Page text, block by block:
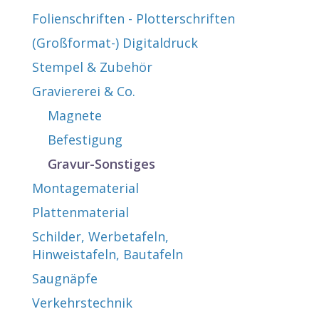
Folienschriften - Plotterschriften
(Großformat-) Digitaldruck
Stempel & Zubehör
Graviererei & Co.
Magnete
Befestigung
Gravur-Sonstiges
Montagematerial
Plattenmaterial
Schilder, Werbetafeln,
Hinweistafeln, Bautafeln
Saugnäpfe
Verkehrstechnik